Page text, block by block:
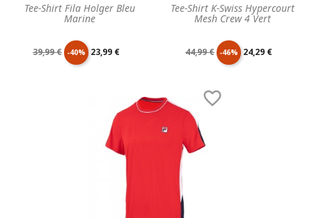
Tee-Shirt Fila Holger Bleu
Marine
Prix
39,99 € -40% Prix
23,99 €
Tee-Shirt K-Swiss Hypercourt
Mesh Crew 4 Vert
Prix
base
44,99 € -46% Prix
24,29 €
